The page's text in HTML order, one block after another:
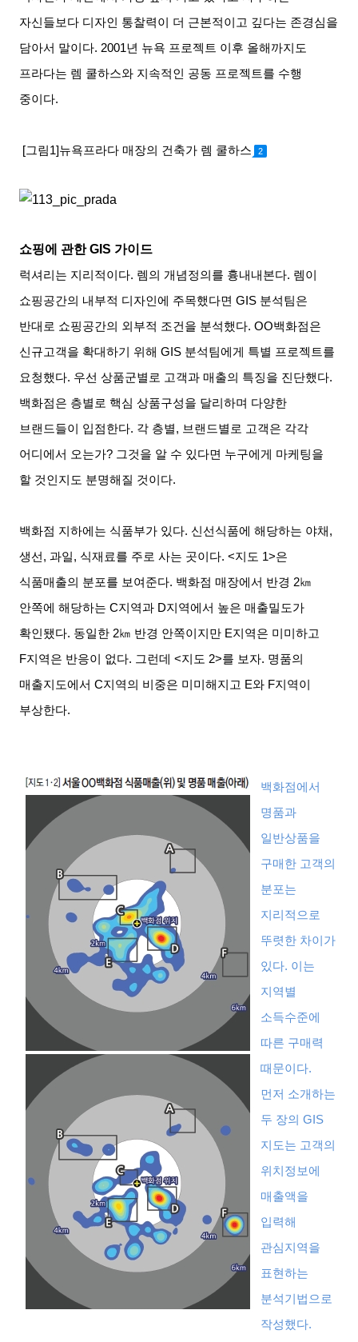
자신들보다 디자인 통찰력이 더 근본적이고 깊다는 존경심을
담아서 말이다. 2001년 뉴욕 프로젝트 이후 올해까지도
프라다는 렘 쿨하스와 지속적인 공동 프로젝트를 수행
중이다.
[그림1]뉴욕프라다 매장의 건축가 렘 쿨하스 2
쇼핑에 관한GIS 가이드
럭셔리는 지리적이다. 렘의 개념정의를 흉내내본다. 렘이
쇼핑공간의 내부적 디자인에 주목했다면 GIS 분석팀은
반대로 쇼핑공간의 외부적 조건을 분석했다. OO백화점은
신규고객을 확대하기 위해 GIS 분석팀에게 특별 프로젝트를
요청했다. 우선 상품군별로 고객과 매출의 특징을 진단했다.
백화점은 층별로 핵심 상품구성을 달리하며 다양한
브랜드들이 입점한다. 각 층별, 브랜드별로 고객은 각각
어디에서 오는가? 그것을 알 수 있다면 누구에게 마케팅을
할 것인지도 분명해질 것이다.
백화점 지하에는 식품부가 있다. 신선식품에 해당하는 야채,
생선,과일, 식재료를 주로 사는 곳이다. <지도 1>은
식품매출의 분포를 보여준다. 백화점 매장에서 반경 2㎞
안쪽에 해당하는 C지역과 D지역에서 높은 매출밀도가
확인됐다. 동일한 2㎞ 반경 안쪽이지만 E지역은 미미하고
F지역은 반응이 없다. 그런데 <지도 2>를 보자. 명품의
매출지도에서 C지역의 비중은 미미해지고 E와 F지역이
부상한다.
백화점에서
명품과
일반상품을
구매한 고객의
분포는
지리적으로
뚜렷한 차이가
있다. 이는
지역별
소득수준에
따른 구매력
때문이다.
먼저 소개하는
두 장의 GIS
지도는 고객의
위치정보에
매출액을
입력해
관심지역을
표현하는
분석기법으로
작성했다.